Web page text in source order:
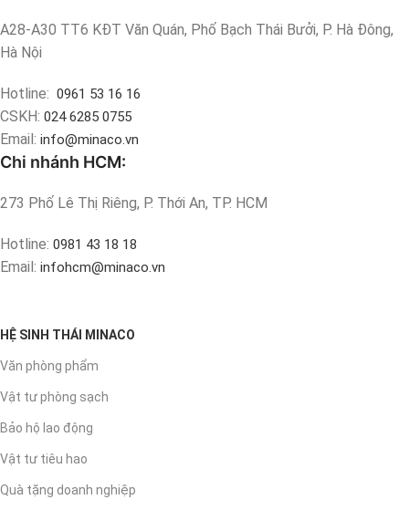
A28-A30 TT6 KĐT Văn Quán, Phố Bạch Thái Bưởi, P. Hà Đông,
Hà Nội
Hotline: 0961 53 16 16
CSKH: 024 6285 0755
Email: info@minaco.vn
Chi nhánh HCM:
273 Phố Lê Thị Riêng, P. Thới An, TP. HCM
Hotline: 0981 43 18 18
Email: infohcm@minaco.vn
HỆ SINH THÁI MINACO
Văn phòng phẩm
Vật tư phòng sạch
Bảo hộ lao động
Vật tư tiêu hao
Quà tặng doanh nghiệp